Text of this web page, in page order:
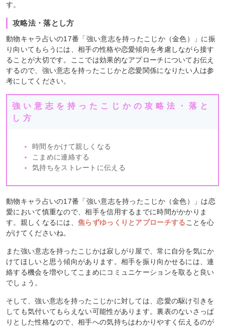
す。
攻略法・落とし方
動物キャラ占いの17番「強い意志を持ったこじか（金色）」に振
り向いてもらうには、相手の性格や恋愛傾向を考慮しながら接す
ることが大切です。ここでは効果的なアプローチについてお伝え
するので、強い意志を持ったこじかと恋愛関係になりたい人は参
考にしてください。
強い意志を持ったこじかの攻略法・落と
し方
時間をかけて親しくなる
こまめに連絡する
気持ちをストレートに伝える
動物キャラ占いの17番「強い意志を持ったこじか（金色）」は恋
愛において慎重なので、相手を信用するまでに時間がかかりま
す。親しくなるには、 焦らずゆっくりとアプローチすることを心
がけてくださいね。
また強い意志を持ったこじかは寂しがり屋で、常に自分を気にか
けてほしいと思う傾向があります。相手を振り向かせるには、連
絡する機会を増やしてこまめにコミュニケーションを取ると良い
でしょう。
そして、強い意志を持ったこじかに対しては、恋愛の駆け引きを
しても気付いてもらえない可能性があります。裏表のないさっぱ
りとした性格なので、相手への気持ちはわかりやすく伝えるのが